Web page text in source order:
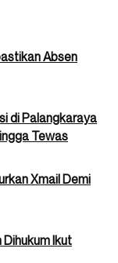
Absen
di Palangkaraya
Tewas
Xmail Demi
Ikut